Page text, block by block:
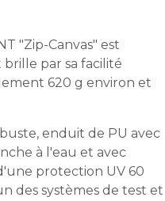
"Zip-Canvas" est
par sa facilité
620 g environ et
enduit de PU avec
à l'eau et avec
protection UV 60
des systèmes de test et